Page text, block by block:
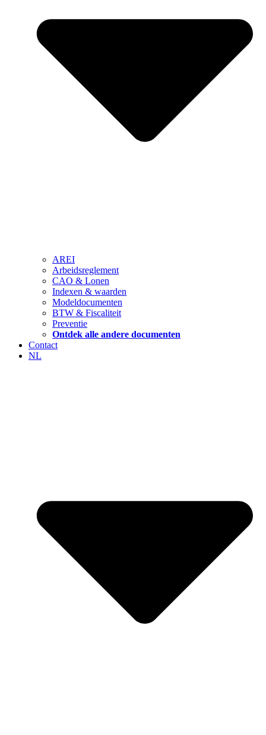
AREI
Arbeidsreglement
CAO & Lonen
Indexen & waarden
Modeldocumenten
BTW & Fiscaliteit
Preventie
Ontdek alle andere documenten
Contact
NL